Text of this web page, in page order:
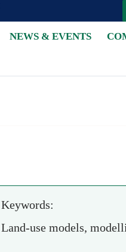
NEWS & EVENTS
Keywords:
Land-use models,